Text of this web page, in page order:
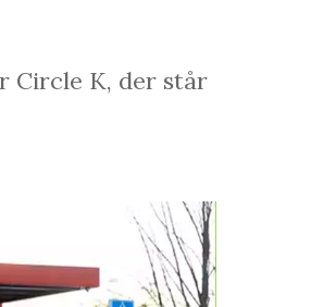
Circle K, der står